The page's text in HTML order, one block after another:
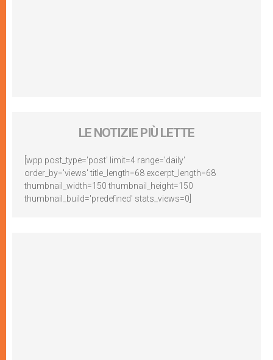
LE NOTIZIE PIÙ LETTE
[wpp post_type='post' limit=4 range='daily'
order_by='views' title_length=68 excerpt_length=68
thumbnail_width=150 thumbnail_height=150
thumbnail_build='predefined' stats_views=0]